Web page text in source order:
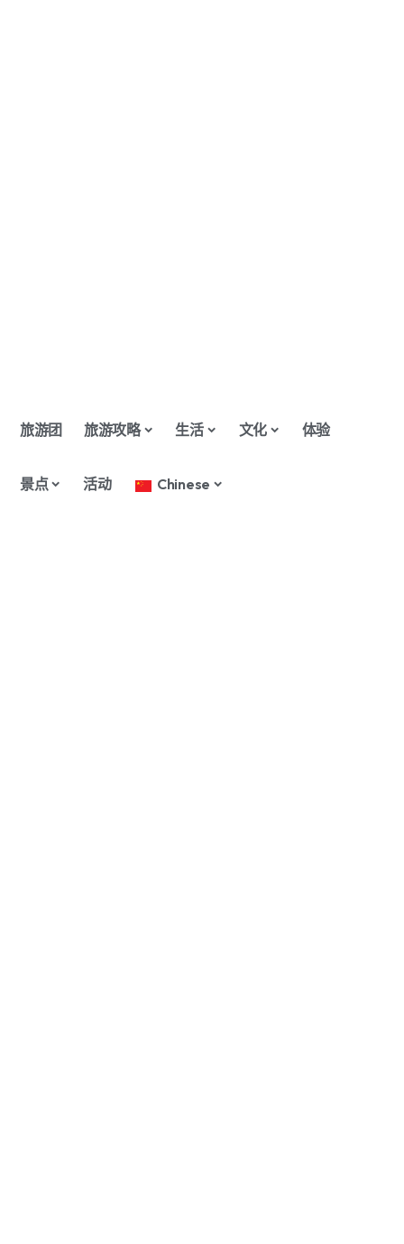
旅游团 旅游攻略 生活 文化 体验
景点 活动 Chinese